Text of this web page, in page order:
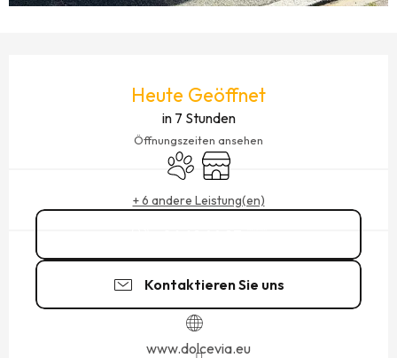
Heute Geöffnet
in 7 Stunden
Öffnungszeiten ansehen
Tiere erlaubt
Shop
+ 6 andere Leistung(en)
Kontaktieren Sie uns
www.dolcevia.eu